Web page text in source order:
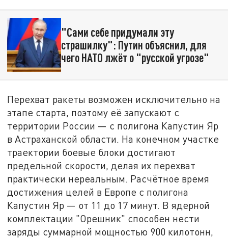
"Сами себе придумали эту
страшилку": Путин объяснил, для
чего НАТО лжёт о "русской угрозе"
Перехват ракеты возможен исключительно на
этапе старта, поэтому её запускают с
территории России — с полигона Капустин Яр
в Астраханской области. На конечном участке
траектории боевые блоки достигают
предельной скорости, делая их перехват
практически нереальным. Расчётное время
достижения целей в Европе с полигона
Капустин Яр — от 11 до 17 минут. В ядерной
комплектации "Орешник" способен нести
заряды суммарной мощностью 900 килотонн,